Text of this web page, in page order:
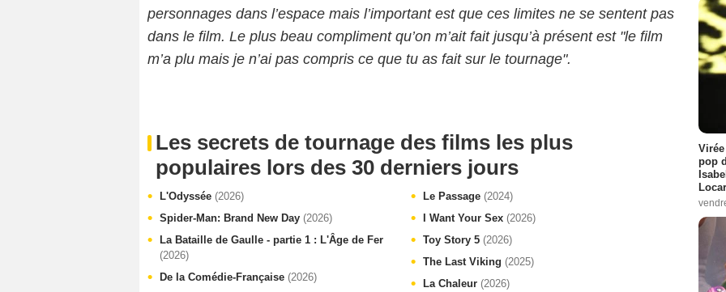
personnages dans l’espace mais l’important est que ces limites ne se sentent pas
dans le film. Le plus beau compliment qu’on m’ait fait jusqu’à présent est "le film
m’a plu mais je n’ai pas compris ce que tu as fait sur le tournage".
Les secrets de tournage des films les plus
populaires lors des 30 derniers jours
L'Odyssée (2026)
Spider-Man: Brand New Day (2026)
La Bataille de Gaulle - partie 1 : L'Âge de Fer
(2026)
De la Comédie-Française (2026)
Le Passage (2024)
I Want Your Sex (2026)
Toy Story 5 (2026)
The Last Viking (2025)
La Chaleur (2026)
pop